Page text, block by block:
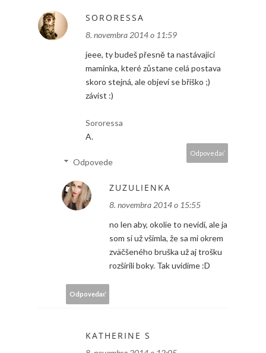
SORORESSA
8. novembra 2014 o 11:59
jeee, ty budeš přesně ta nastávající
maminka, které zůstane celá postava
skoro stejná, ale objeví se bříško ;)
závist :)
Sororessa
A.
Odpovedať
Odpovede
ZUZULIENKA
8. novembra 2014 o 15:55
no len aby, okolie to nevidí, ale ja
som si už všimla, že sa mi okrem
zväčšeného bruška už aj trošku
rozšírili boky. Tak uvidime :D
Odpovedať
KATHERINE S